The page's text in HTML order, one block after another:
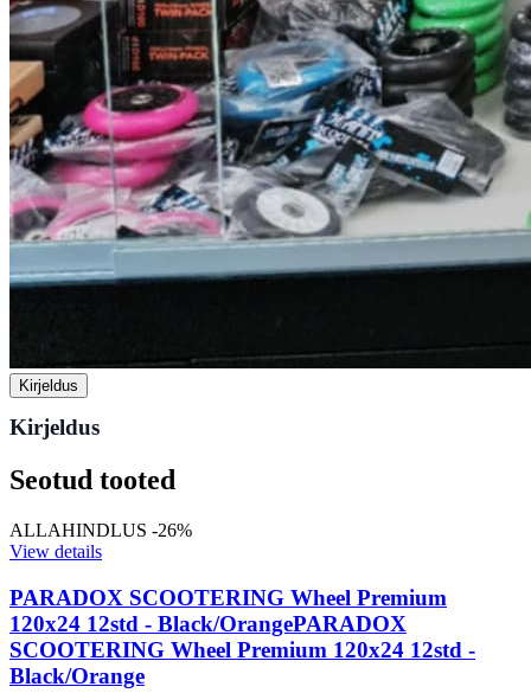
Kirjeldus
Kirjeldus
Seotud tooted
ALLAHINDLUS -26%
View details
PARADOX SCOOTERING Wheel Premium
120x24 12std - Black/OrangePARADOX
SCOOTERING Wheel Premium 120x24 12std -
Black/Orange